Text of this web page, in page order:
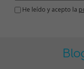
He leído y acepto la